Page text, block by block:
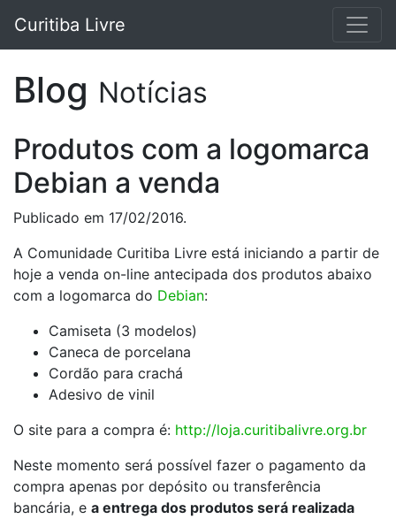
Curitiba Livre
Blog Notícias
Produtos com a logomarca
Debian a venda
Publicado em 17/02/2016.
A Comunidade Curitiba Livre está iniciando a partir de
hoje a venda on-line antecipada dos produtos abaixo
com a logomarca do Debian:
Camiseta (3 modelos)
Caneca de porcelana
Cordão para crachá
Adesivo de vinil
O site para a compra é: http://loja.curitibalivre.org.br
Neste momento será possível fazer o pagamento da
compra apenas por depósito ou transferência
bancária, e a entrega dos produtos será realizada